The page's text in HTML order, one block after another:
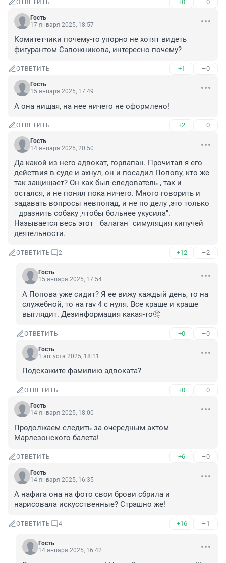
ОТВЕТИТЬ +0 –0
Гость
17 января 2025, 18:57
Комитетчики почему-то упорно не хотят видеть
фигурантом Сапожникова, интересно почему?
ОТВЕТИТЬ +1 –0
Гость
15 января 2025, 17:49
А она нищая, на нее ничего не оформлено!
ОТВЕТИТЬ +2 –0
Гость
14 января 2025, 20:50
Да какой из него адвокат, горлапан. Прочитал я его
действия в суде и ахнул, он и посадил Попову, кто же
так защищает? Он как был следователь , так и
остался, и не понял пока ничего. Много говорить и
задавать вопросы невпопад, и не по делу ,это только
" дразнить собаку ,чтобы больнее укусила".
Называется весь этот " балаган" симуляция кипучей
деятельности.
ОТВЕТИТЬ 2 +12 –2
Гость
15 января 2025, 17:54
А Попова уже сидит? Я ее вижу каждый день, то на
служебной, то на rav 4 с нуля. Все краше и краше
выглядит. Дезинформация какая-то🤔
ОТВЕТИТЬ +0 –0
Гость
1 августа 2025, 18:11
Подскажите фамилию адвоката?
ОТВЕТИТЬ +0 –0
Гость
14 января 2025, 18:00
Продолжаем следить за очередным актом
Марлезонского балета!
ОТВЕТИТЬ +6 –0
Гость
14 января 2025, 16:35
А нафига она на фото свои брови сбрила и
нарисовала искусственные? Страшно же!
ОТВЕТИТЬ 4 +16 –1
Гость
14 января 2025, 16:42